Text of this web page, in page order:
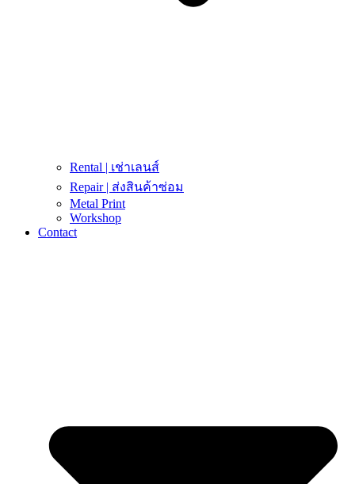
Rental | เช่าเลนส์
Repair | ส่งสินค้าซ่อม
Metal Print
Workshop
Contact